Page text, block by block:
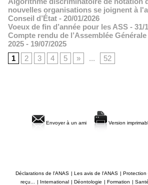
nouvelles organisations se joignent à
Conseil d’État - 20/01/2026
Voeux de fin d’année pour les ASS - 31/
Compte rendu de l’Assemblée
2025 - 19/07/2025
1
2 3 4 5 » ... 52
Envoyer à un ami Version
Déclarations de l'ANAS | Les avis de l'ANAS | Protection
reçu...
| International | Déontologie | Formation | Santé